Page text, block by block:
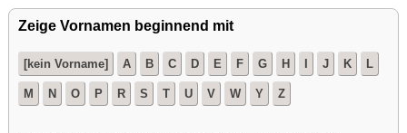
Zeige Vornamen beginnend mit
[kein Vorname] A B C D E F G H I J K L
M N O P R S T U V W Y Z